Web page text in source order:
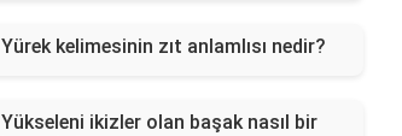
Yürek kelimesinin zıt anlamlısı nedir?
Yükseleni ikizler olan başak nasıl bir